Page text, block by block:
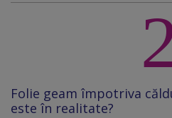
Folie geam împotriva
este în realitate?